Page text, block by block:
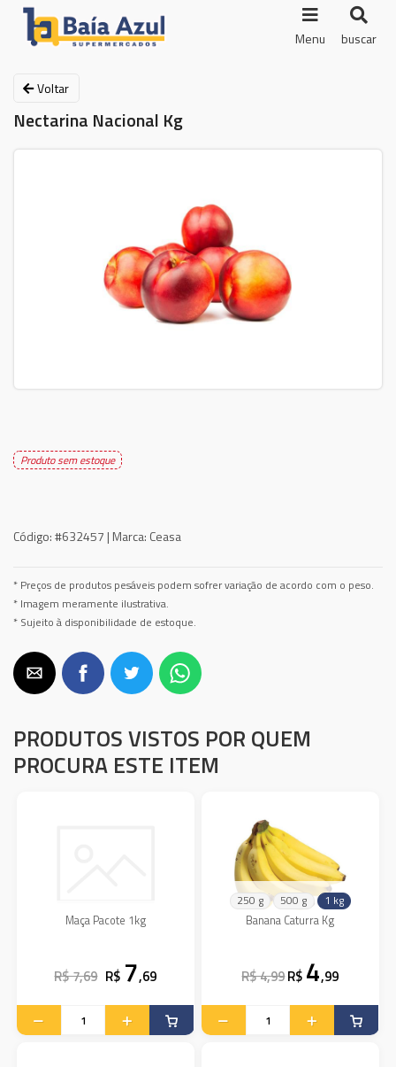
Menu buscar
Voltar
Nectarina Nacional Kg
Produto sem estoque
Código:#632457 | Marca: Ceasa
* Preços de produtos pesáveis podem sofrer variação de acordo com o peso.
* Imagem meramente ilustrativa.
* Sujeito à disponibilidade de estoque.
PRODUTOS VISTOS POR QUEM
PROCURA ESTE ITEM
Maça Pacote 1kg
R$ 7,69 R$ 7,69
250 g 500 g 1 kg
Banana Caturra Kg
R$ 4,99R$ 4,99